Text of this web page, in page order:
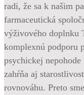
radi, že sa k našim
farmaceutická
výživového doplnku
komplexnú podporu
psychickej
zahŕňa aj
rovnováhu. Preto